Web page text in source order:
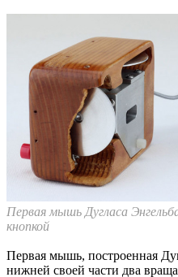
Первая мышь Дугласа
кнопкой
Первая мышь, построенная
нижней своей части два